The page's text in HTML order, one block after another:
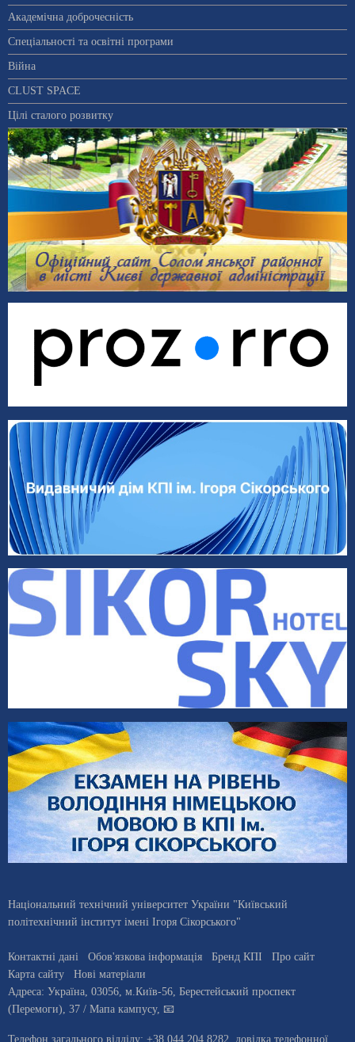
Академічна доброчесність
Спеціальності та освітні програми
Війна
CLUST SPACE
Цілі сталого розвитку
Національний технічний університет України "Київський
політехнічний інститут імені Ігоря Сікорського"
Контактні дані Обов'язкова інформація Бренд КПІ
Про сайт
Карта сайту
Нові матеріали
Адреса: Україна 03056 , м. Київ-56, Берестейський проспект
(Перемоги), 37 / Мапа кампусу, 📧
Телефон загального відділу: +38 044 204 8282 , довiдка телефонної